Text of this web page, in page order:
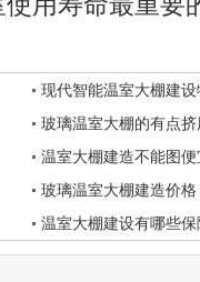
现代智能温室大棚建
玻璃温室大棚的有点
温室大棚建造不能图便
玻璃温室大棚建造价格
温室大棚建设有哪些保